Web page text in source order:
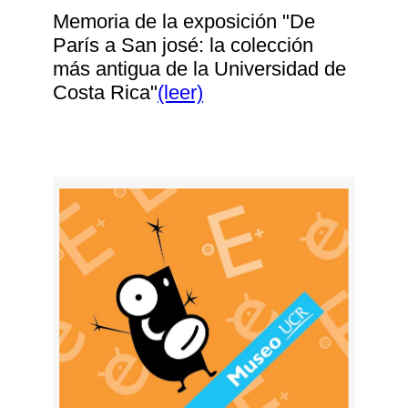
Memoria de la exposición "De
París a San josé: la colección
más antigua de la Universidad de
Costa Rica"(leer)